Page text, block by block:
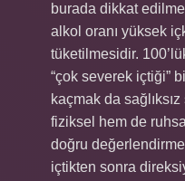
burada dikkat
alkol oranı yüksek
tüketilmesidir.
“çok severek içtiği”
kaçmak da
fiziksel hem de
doğru
içtikten sonra